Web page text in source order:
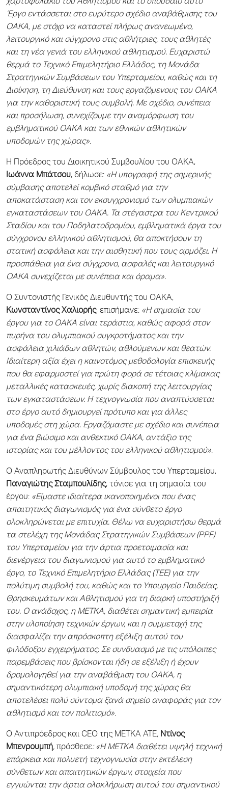
χαρτοφυλάκιο του Αθλητισμού και το σπουδαίο αυτό
Έργο εντάσσεται στο ευρύτερο σχέδιο αναβάθμισης του
ΟΑΚΑ, με στόχο να καταστεί πλήρως ανανεωμένο,
λειτουργικό και σύγχρονο στις αθλήτριες, τους αθλητές
και τη νέα γενιά του ελληνικού αθλητισμού. Ευχαριστώ
θερμά το Τεχνικό Επιμελητήριο Ελλάδος, τη Μονάδα
Στρατηγικών Συμβάσεων του Υπερταμείου, καθώς και τη
Διοίκηση, τη Διεύθυνση και τους εργαζόμενους του ΟΑΚΑ
για την καθοριστική τους συμβολή. Με σχέδιο, συνέπεια
και προσήλωση, συνεχίζουμε την αναμόρφωση του
εμβληματικού ΟΑΚΑ και των εθνικών αθλητικών
υποδομών της χώρας».
Η Πρόεδρος του Διοικητικού Συμβουλίου του ΟΑΚΑ,
Ιωάννα Μπάτσου, δήλωσε: «Η υπογραφή της σημερινής
σύμβασης αποτελεί κομβικό σταθμό για την
αποκατάσταση και τον εκσυγχρονισμό των ολυμπιακών
εγκαταστάσεων του ΟΑΚΑ. Τα στέγαστρα του Κεντρικού
Σταδίου και του Ποδηλατοδρομίου, εμβληματικά έργα του
σύγχρονου ελληνικού αθλητισμού, θα αποκτήσουν τη
στατική ασφάλεια και την αισθητική που τους αρμόζει. Η
προσπάθεια για ένα σύγχρονο, ασφαλές και λειτουργικό
ΟΑΚΑ συνεχίζεται με συνέπεια και όραμα».
Ο Συντονιστής Γενικός Διευθυντής του ΟΑΚΑ,
Κωνσταντίνος Χαλιορής, επισήμανε: «Η σημασία του
έργου για το ΟΑΚΑ είναι τεράστια, καθώς αφορά στον
πυρήνα του ολυμπιακού συγκροτήματος και την
ασφάλεια χιλιάδων αθλητών, αθλούμενων και θεατών.
Ιδιαίτερη αξία έχει η καινοτόμος μεθοδολογία επισκευής
που θα εφαρμοστεί για πρώτη φορά σε τέτοιας κλίμακας
μεταλλικές κατασκευές, χωρίς διακοπή της λειτουργίας
των εγκαταστάσεων. Η τεχνογνωσία που αναπτύσσεται
στο έργο αυτό δημιουργεί πρότυπο και για άλλες
υποδομές στη χώρα. Εργαζόμαστε με σχέδιο και συνέπεια
για ένα βιώσιμο και ανθεκτικό ΟΑΚΑ, αντάξιο της
ιστορίας και του μέλλοντος του ελληνικού αθλητισμού».
Ο Αναπληρωτής Διευθύνων Σύμβουλος του Υπερταμείου,
Παναγιώτης Σταμπουλίδης, τόνισε για τη σημασία του
έργου: «Είμαστε ιδιαίτερα ικανοποιημένοι που ένας
απαιτητικός διαγωνισμός για ένα σύνθετο έργο
ολοκληρώνεται με επιτυχία. Θέλω να ευχαριστήσω θερμά
τα στελέχη της Μονάδας Στρατηγικών Συμβάσεων (PPF)
του Υπερταμείου για την άρτια προετοιμασία και
διενέργεια του διαγωνισμού για αυτό το εμβληματικό
έργο, το Τεχνικό Επιμελητήριο Ελλάδας (ΤΕΕ) για την
πολύτιμη συμβολή του, καθώς και το Υπουργείο Παιδείας,
Θρησκευμάτων και Αθλητισμού για τη διαρκή υποστήριξή
του. Ο ανάδοχος, η ΜΕΤΚΑ, διαθέτει σημαντική εμπειρία
στην υλοποίηση τεχνικών έργων, και η συμμετοχή της
διασφαλίζει την απρόσκοπτη εξέλιξη αυτού του
φιλόδοξου εγχειρήματος. Σε συνδυασμό με τις υπόλοιπες
παρεμβάσεις που βρίσκονται ήδη σε εξέλιξη ή έχουν
δρομολογηθεί για την αναβάθμιση του ΟΑΚΑ, η
σημαντικότερη ολυμπιακή υποδομή της χώρας θα
αποτελέσει πολύ σύντομα ξανά σημείο αναφοράς για τον
αθλητισμό και τον πολιτισμό».
Ο Αντιπρόεδρος και CEO της ΜΕΤΚΑ ΑΤΕ, Ντίνος
Μπενρουμπή, πρόσθεσε: «Η ΜΕΤΚΑ διαθέτει υψηλή τεχνική
επάρκεια και πολυετή τεχνογνωσία στην εκτέλεση
σύνθετων και απαιτητικών έργων, στοιχεία που
εγγυώνται την άρτια ολοκλήρωση αυτού του σημαντικού